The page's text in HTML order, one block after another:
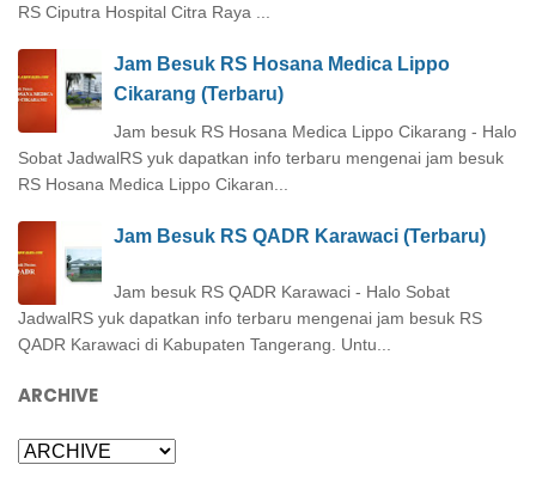
RS Ciputra Hospital Citra Raya ...
Jam Besuk RS Hosana Medica Lippo
Cikarang (Terbaru)
Jam besuk RS Hosana Medica Lippo Cikarang - Halo
Sobat JadwalRS yuk dapatkan info terbaru mengenai jam besuk
RS Hosana Medica Lippo Cikaran...
Jam Besuk RS QADR Karawaci (Terbaru)
Jam besuk RS QADR Karawaci - Halo Sobat
JadwalRS yuk dapatkan info terbaru mengenai jam besuk RS
QADR Karawaci di Kabupaten Tangerang. Untu...
ARCHIVE